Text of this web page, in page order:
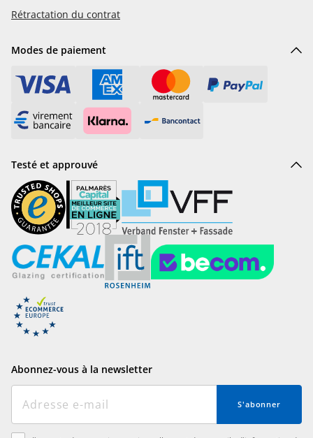
Rétractation du contrat
Modes de paiement
Testé et approuvé
Abonnez-vous à la newsletter
S'abonner